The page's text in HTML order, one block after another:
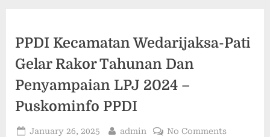
PPDI Kecamatan Wedarijaksa-Pati
Gelar Rakor Tahunan Dan
Penyampaian LPJ 2024 –
Puskominfo PPDI
January 26, 2025 admin No Comments